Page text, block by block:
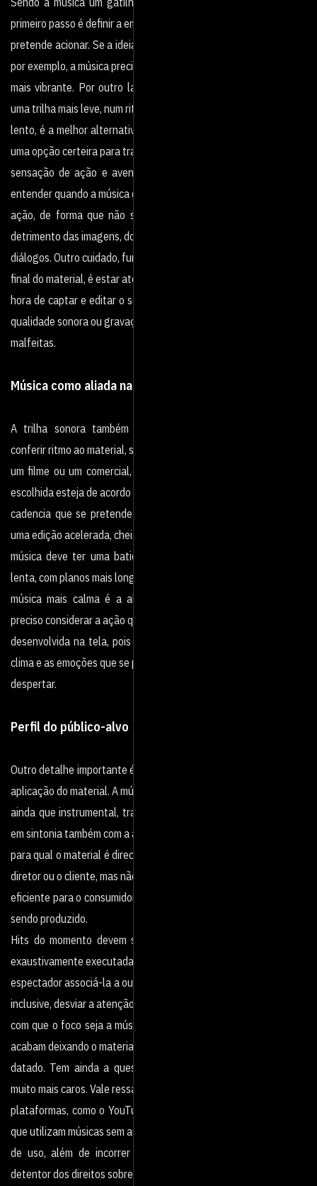
primeiro passo é definir a emoção que se
pretende acionar. Se a ideia é formatar um material motivacional,
por exemplo, a música precisa ser
mais vibrante. Por outro lado, se o intuito é provocar comoção,
uma trilha mais leve, num ritmo mais
lento, é a melhor alternativa. Já sons ritmados, progressivos, são
uma opção certeira para transmitir
sensação de ação e aventura. É preciso de sensibilidade para
entender quando a música deve permear a
ação, de forma que não se torne a protagonista absoluta em
detrimento das imagens, do áudio, dos
diálogos. Outro cuidado, fundamental para assegurar a qualidade
final do material, é estar atento na
hora de captar e editar o som e jamais utilizar músicas com baixa
qualidade sonora ou gravações
malfeitas.
Música como aliada na velocidade da trama
A trilha sonora também é um elemento determinante para
conferir ritmo ao material, seja ele um vídeo,
um filme ou um comercial, por exemplo. É preciso que a música
escolhida esteja de acordo com a
cadencia que se pretende imprimir. Ou seja: se a opção for por
uma edição acelerada, cheia de cortes, a
música deve ter uma batida mais rápida. Se a edição for mais
lenta, com planos mais longos, uma
música mais calma é a alternativa mais acertada. Também é
preciso considerar a ação que está sendo
desenvolvida na tela, pois a trilha precisa ser condizente com o
clima e as emoções que se pretende
despertar.
Perfil do público-alvo
Outro detalhe importante é considerar o perfil do público-alvo e a
aplicação do material. A música,
ainda que instrumental, traz uma mensagem e ela precisa estar
em sintonia também com a audiência
para qual o material é direcionado. Não adianta apenas agradar o
diretor ou o cliente, mas não ser
eficiente para o consumidor final do produto audiovisual que está
sendo produzido.
Hits do momento devem ser evitados. Essas composições são
exaustivamente executadas e a chance do
espectador associá-la a outro contexto é muito grande, podendo,
inclusive, desviar a atenção, fazendo
com que o foco seja a música e não o conteúdo. Além disso, hits
acabam deixando o material muito
datado. Tem ainda a questão dos direitos autorais, que serão
muito mais caros. Vale ressaltar que,
plataformas, como o YouTube, por exemplo, retiram do ar vídeos
que utilizam músicas sem autorização
de uso, além de incorrer no risco de autuação por parte do
detentor dos direitos sobre a obra, com